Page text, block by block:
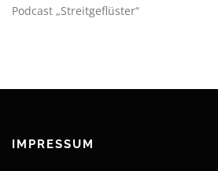
Podcast „Streitgeflüster“
IMPRESSUM